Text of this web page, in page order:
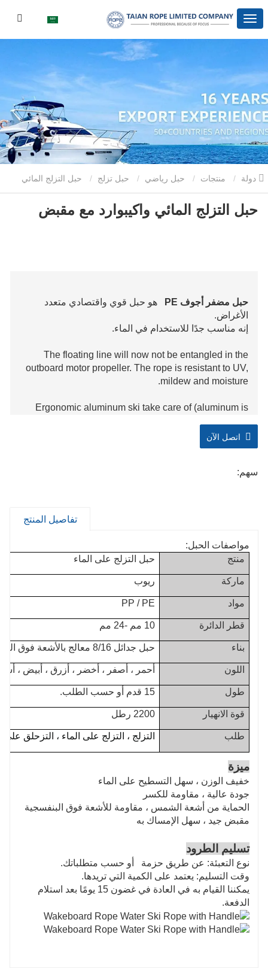
منتجات حبل رياضي حبل تزلج حبل التزلج المائي
واكيبوارد مع مقبض
حبل التزلج المائي واكيبوارد مع مقبض
حبل مضفر أجوف PE
هو حبل قوي واقتصادي متعدد
الأغراض.
إنه مناسب جدًا للاستخدام في الماء.
The floating line will now not be entangled in the
outboard motor propeller. The rope is resistant to UV,
mildew and moisture.
Ergonomic aluminum ski take care of (aluminum is
to limit the stress on fingers and fingers. This
will limit your hand fatigue and the threat to loosen the
is convenient to grasp. If you sense you want to relax,
the manage is bolstered to make it harder. It can make
sure that your fingers will now not get caught in
the crucial moment.
V-shaped deal
is simpler to grasp, requires much less skills, and
feels safer.
اتصل الآن
سهم:
تفاصيل المنتج
مواصفات الحبل:
منتج
حبل التزلج على الماء
ماركة ريوب
مواد PP / PE
قطر الدائرة 10 مم -24 مم
بناء حبل جدائل 8/16 معالج بالأشعة فوق البنفسجية
اللون أحمر ، أصفر ، أخضر ، أزرق ، أبيض ،
طول 15 قدم أو حسب الطلب.
قوة الانهيار 2200 رطل
طلب التزلج ، التزلج على الماء ، التزحلق على
ميزة
خفيف الوزن ، سهل التسطيح على الماء
جودة عالية ، مقاومة للكسر
الحماية من أشعة الشمس ، مقاومة للأشعة فوق البنفسجية
مقبض جيد ، سهل الإمساك به
تسليم الطرود
نوع التعبئة: عن طريق حزمة
أو حسب متطلباتك.
وقت التسليم: يعتمد على الكمية التي تريدها.
يمكننا القيام به في العادة في غضون 15 يومًا بعد استلام
الدفعة.